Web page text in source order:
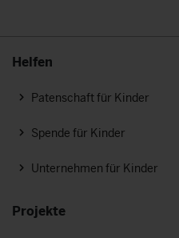
Helfen
Patenschaft für Kinder
Spende für Kinder
Unternehmen für Kinder
Projekte